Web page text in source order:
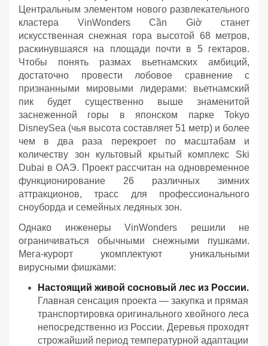
Центральным элементом нового развлекательного
кластера VinWonders Cần Giờ станет
искусственная снежная гора высотой 68 метров,
раскинувшаяся на площади почти в 5 гектаров.
Чтобы понять размах вьетнамских амбиций,
достаточно провести лобовое сравнение с
признанными мировыми лидерами: вьетнамский
пик будет существенно выше знаменитой
заснеженной горы в японском парке Tokyo
DisneySea (чья высота составляет 51 метр) и более
чем в два раза перекроет по масштабам и
количеству зон культовый крытый комплекс Ski
Dubai в ОАЭ. Проект рассчитан на одновременное
функционирование 26 различных зимних
аттракционов, трасс для профессионального
сноуборда и семейных ледяных зон.
Однако инженеры VinWonders решили не
ограничиваться обычными снежными пушками.
Мега-курорт укомплектуют уникальными
вирусными фишками:
Настоящий живой сосновый лес из России.
Главная сенсация проекта — закупка и прямая
транспортировка оригинального хвойного леса
непосредственно из России. Деревья проходят
строжайший период температурной адаптации